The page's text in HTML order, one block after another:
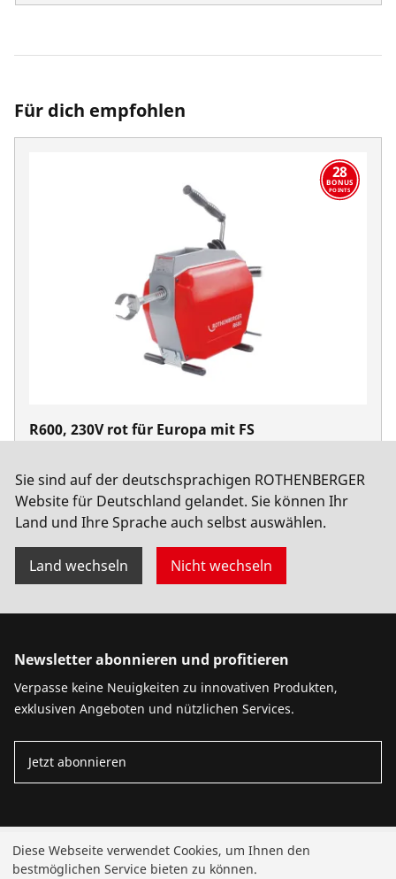
Für dich empfohlen
28
BONUS
POINTS
R600, 230V rot für Europa mit FS
Sie sind auf der deutschsprachigen ROTHENBERGER
Website für Deutschland gelandet. Sie können Ihr
Land und Ihre Sprache auch selbst auswählen.
Land wechseln Nicht wechseln
Newsletter abonnieren und profitieren
Verpasse keine Neuigkeiten zu innovativen Produkten,
exklusiven Angeboten und nützlichen Services.
Jetzt abonnieren
Produkte
Diese Webseite verwendet Cookies, um Ihnen den
bestmöglichen Service bieten zu können.